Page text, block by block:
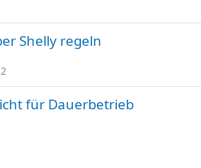
Shelly regeln
für Dauerbetrieb